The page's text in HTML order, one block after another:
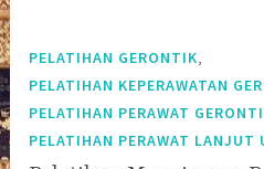
PELATIHAN GERONTIK
PELATIHAN KEPERAWATAN
PELATIHAN PERAWAT
PELATIHAN PERAWAT LANJUT